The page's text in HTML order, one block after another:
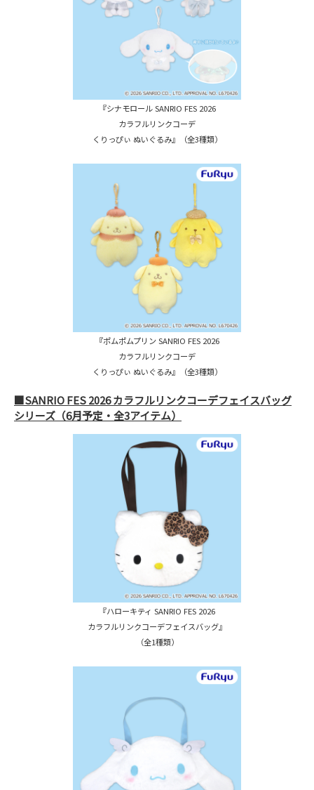
『シナモロール SANRIO FES 2026
カラフルリンクコーデ
くりっぴぃ ぬいぐるみ』（全3種類）
『ポムポムプリン SANRIO FES 2026
カラフルリンクコーデ
くりっぴぃ ぬいぐるみ』（全3種類）
■SANRIO FES 2026 カラフルリンクコーデフェイスバッグ
シリーズ（6月予定・全3アイテム）
『ハローキティ SANRIO FES 2026
カラフルリンクコーデフェイスバッグ』
（全1種類）